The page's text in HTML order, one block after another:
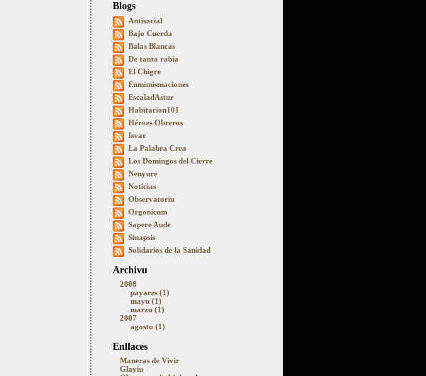
Blogs
Antisocial
Bajo Cuerda
Balas Blancas
De tanta rabia
El Chigre
Enmimismaciones
EscaladAstur
Habitacion101
Héroes Obreros
Isvar
La Palabra Crea
Los Domingos del Cierre
Nenyure
Noticias
Observatoriu
Orgonicum
Sapere Aude
Sinapsis
Solidarios de la Sanidad
Archivu
2008
payares (1)
mayu (1)
marzu (1)
2007
agostu (1)
Enllaces
Maneras de Vivir
Glayiu